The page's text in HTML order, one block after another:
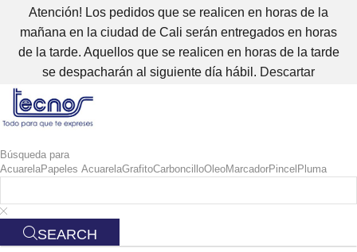
Atención! Los pedidos que se realicen en horas de la
mañana en la ciudad de Cali serán entregados en horas
de la tarde. Aquellos que se realicen en horas de la tarde
se despacharán al siguiente día hábil. Descartar
Búsqueda para
AcuarelaPapeles AcuarelaGrafitoCarboncilloOleoMarcadorPincel Pluma
SEARCH